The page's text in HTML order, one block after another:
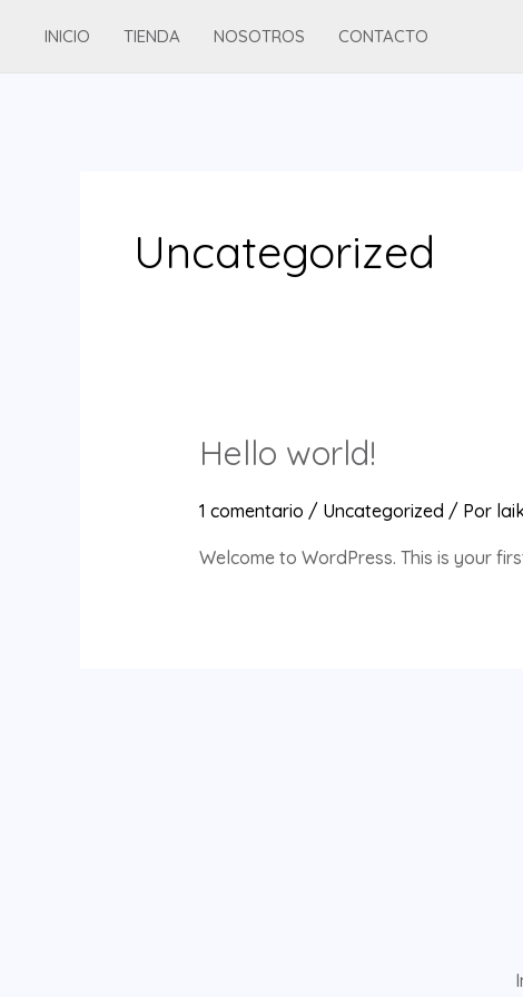
contenido
INICIO TIENDA NOSOTROS CONTACTO
Uncategorized
Hello world!
1 comentario / Uncategorized / Por
Welcome to WordPress. This is your